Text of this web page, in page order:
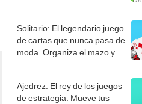
Solitario: El legendario juego
de cartas que nunca pasa de
moda. Organiza el mazo y
Ajedrez: El rey de los juegos
de estrategia. Mueve tus